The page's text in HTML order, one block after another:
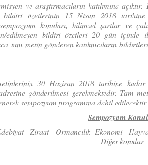
ve araştırmacıların katılımına
bildiri özetlerinin 15 Nisan 2018
konuları, bilimsel şartlar ve
edilmeyen bildiri özetleri 20 gün içinde
tam metin gönderen katılımcıların
30 Haziran 2018 tarihine kadar
gönderilmesi gerekmektedir. Tam
sempozyum programına dahil edilecektir.
Sempozyum
- Ziraat - Ormancılık -Ekonomi -
Diğer konular